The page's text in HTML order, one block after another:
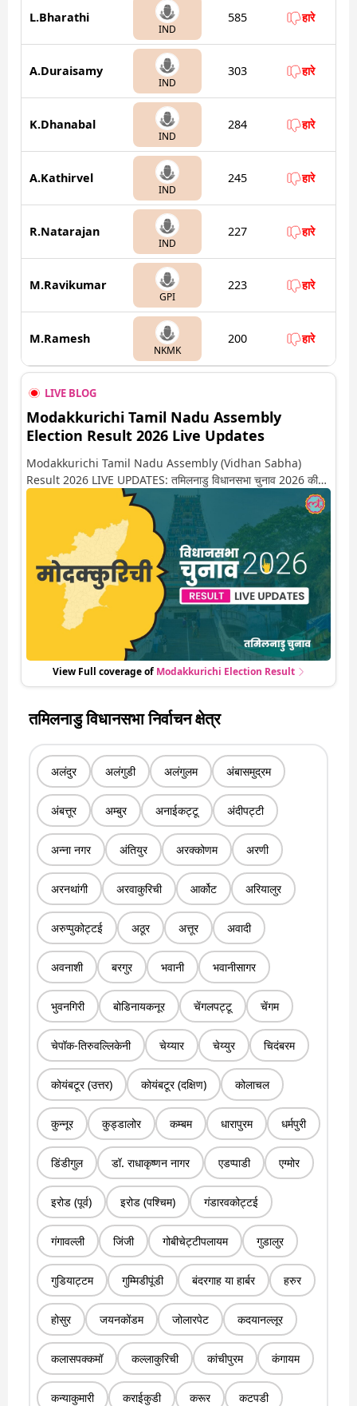
L.Bharathi
IND
585 हारे
A.Duraisamy
IND
303 हारे
K.Dhanabal
IND
284 हारे
A.Kathirvel
IND
245 हारे
R.Natarajan
IND
227 हारे
M.Ravikumar
GPI
223 हारे
M.Ramesh
NKMK
200 हारे
LIVE BLOG
Modakkurichi Tamil Nadu Assembly
Election Result 2026 Live Updates
Modakkurichi Tamil Nadu Assembly (Vidhan Sabha)
Result 2026 LIVE UPDATES: तमिलनाडु विधानसभा चुनाव 2026 की
गिनती अगले कुछ ही देर में शुरू होने वाली है. यहां देखें मोदक्कुरिची सीट पर कौन
आगे-कौन पीछे से लेकर किस तरफ जा रहें है रुझान. साथ ही पाइए इस सीट पर
हो रही हर एक हलचल की अपडेट वो भी रियल टाइम में
View Full coverage of Modakkurichi Election Result
तमिलनाडु विधानसभा निर्वाचन क्षेत्र
अलंदुर अलंगुडी अलंगुलम अंबासमुद्रम
अंबत्तूर अम्बुर अनाईकट्टू अंदीपट्टी
अन्ना नगर अंतियुर अरक्कोणम अरणी
अरनथांगी अरवाकुरिची आर्कोट अरियालुर
अरुप्पुकोट्टई अठूर अत्तूर अवादी
अवनाशी बरगुर भवानी भवानीसागर
भुवनगिरी बोडिनायकनूर चेंगलपट्टू चेंगम
चेपॉक-तिरुवल्लिकेनी चेय्यार चेय्युर चिदंबरम
कोयंबटूर (उत्तर) कोयंबटूर (दक्षिण) कोलाचल
कुन्नूर कुड्डालोर कम्बम धारापुरम धर्मपुरी
डिंडीगुल डॉ. राधाकृष्णन नागर एडप्पाडी एग्मोर
इरोड (पूर्व) इरोड (पश्चिम) गंडारवकोट्टई
गंगावल्ली जिंजी गोबीचेट्टीपलायम गुडालुर
गुडियाट्टम गुम्मिडीपूंडी बंदरगाह या हार्बर हरुर
होसुर जयनकोंडम जोलारपेट कदयानल्लूर
कलासपक्कमॉ कल्लाकुरिची कांचीपुरम कंगायम
कन्याकुमारी कराईकुडी करूर कटपडी